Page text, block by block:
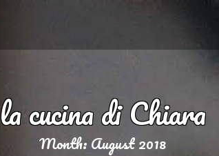
la cucina di Chiara
Month: August 2018